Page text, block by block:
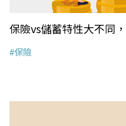
保險vs儲蓄特性大不同
#保險